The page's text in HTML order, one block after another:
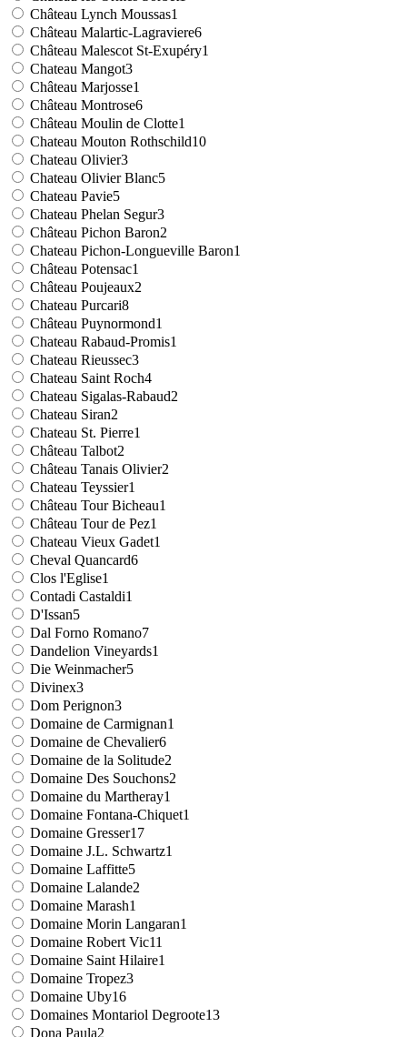
Château Lynch Moussas1
Château Malartic-Lagraviere6
Château Malescot St-Exupéry1
Chateau Mangot3
Château Marjosse1
Château Montrose6
Château Moulin de Clotte1
Chateau Mouton Rothschild10
Chateau Olivier3
Chateau Olivier Blanc5
Chateau Pavie5
Chateau Phelan Segur3
Château Pichon Baron2
Chateau Pichon-Longueville Baron1
Château Potensac1
Château Poujeaux2
Chateau Purcari8
Château Puynormond1
Chateau Rabaud-Promis1
Chateau Rieussec3
Chateau Saint Roch4
Chateau Sigalas-Rabaud2
Chateau Siran2
Chateau St. Pierre1
Château Talbot2
Château Tanais Olivier2
Chateau Teyssier1
Château Tour Bicheau1
Château Tour de Pez1
Chateau Vieux Gadet1
Cheval Quancard6
Clos l'Eglise1
Contadi Castaldi1
D'Issan5
Dal Forno Romano7
Dandelion Vineyards1
Die Weinmacher5
Divinex3
Dom Perignon3
Domaine de Carmignan1
Domaine de Chevalier6
Domaine de la Solitude2
Domaine Des Souchons2
Domaine du Martheray1
Domaine Fontana-Chiquet1
Domaine Gresser17
Domaine J.L. Schwartz1
Domaine Laffitte5
Domaine Lalande2
Domaine Marash1
Domaine Morin Langaran1
Domaine Robert Vic11
Domaine Saint Hilaire1
Domaine Tropez3
Domaine Uby16
Domaines Montariol Degroote13
Dona Paula2